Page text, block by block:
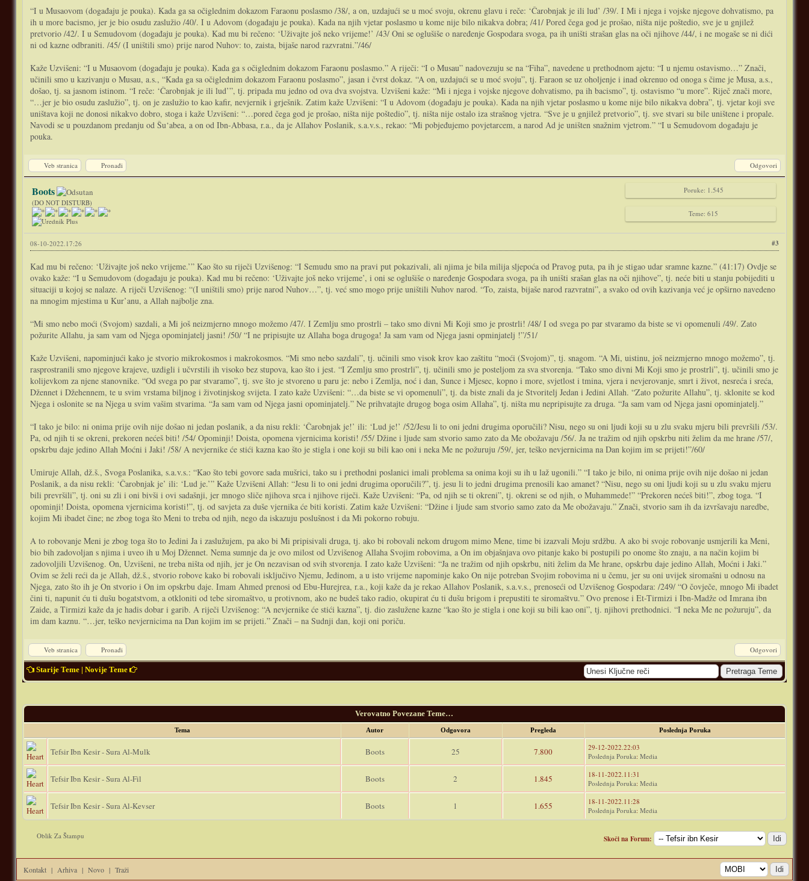
“I u Musaovom (događaju je pouka). Kada ga sa očiglednim dokazom Faraonu poslasmo /38/, a on, uzdajući se u moć svoju, okrenu glavu i reče: ‘Čarobnjak je ili lud’ /39/. I Mi i njega i vojske njegove dohvatismo, pa
ih u more bacismo, jer je bio osudu zaslužio /40/. I u Adovom (događaju je pouka). Kada na njih vjetar poslasmo u kome nije bilo nikakva dobra; /41/ Pored čega god je prošao, ništa nije poštedio, sve je u gnjilež
pretvorio /42/. I u Semudovom (događaju je pouka). Kad mu bi rečeno: ‘Uživajte još neko vrijeme!’ /43/ Oni se oglušiše o naređenje Gospodara svoga, pa ih uništi strašan glas na oči njihove /44/, i ne mogaše se ni dići
ni od kazne odbraniti. /45/ (I uništili smo) prije narod Nuhov: to, zaista, bijaše narod razvratni.”/46/
Kaže Uzvišeni: “I u Musaovom (događaju je pouka). Kada ga s očiglednim dokazom Faraonu poslasmo.” A riječi: “I o Musau” nadovezuju se na “Fiha”, navedene u prethodnom ajetu: “I u njemu ostavismo…” Znači,
učinili smo u kazivanju o Musau, a.s., “Kada ga sa očiglednim dokazom Faraonu poslasmo”, jasan i čvrst dokaz. “A on, uzdajući se u moć svoju”, tj. Faraon se uz oholjenje i inad okrenuo od onoga s čime je Musa, a.s.,
došao, tj. sa jasnom istinom. “I reče: ‘Čarobnjak je ili lud’”, tj. pripada mu jedno od ova dva svojstva. Uzvišeni kaže: “Mi i njega i vojske njegove dohvatismo, pa ih bacismo”, tj. ostavismo “u more”. Riječ znači more,
“…jer je bio osudu zaslužio”, tj. on je zaslužio to kao kafir, nevjernik i grješnik. Zatim kaže Uzvišeni: “I u Adovom (događaju je pouka). Kada na njih vjetar poslasmo u kome nije bilo nikakva dobra”, tj. vjetar koji sve
uništava koji ne donosi nikakvo dobro, stoga i kaže Uzvišeni: “…pored čega god je prošao, ništa nije poštedio”, tj. ništa nije ostalo iza strašnog vjetra. “Sve je u gnjilež pretvorio”, tj. sve stvari su bile uništene i propale.
Navodi se u pouzdanom predanju od Šu‘abea, a on od Ibn-Abbasa, r.a., da je Allahov Poslanik, s.a.v.s., rekao: “Mi pobjeđujemo povjetarcem, a narod Ad je uništen snažnim vjetrom.” “I u Semudovom događaju je
pouka.
Veb stranica Pronađi Odgovori
Boots
(DO NOT DISTURB)
Poruke: 1.545
Teme: 615
#3
08-10-2022.17:26
Kad mu bi rečeno: ‘Uživajte još neko vrijeme.’” Kao što su riječi Uzvišenog: “I Semudu smo na pravi put pokazivali, ali njima je bila milija sljepoća od Pravog puta, pa ih je stigao udar sramne kazne.” (41:17) Ovdje se
ovako kaže: “I u Semudovom (događaju je pouka). Kad mu bi rečeno: ‘Uživajte još neko vrijeme’, i oni se oglušiše o naređenje Gospodara svoga, pa ih uništi srašan glas na oči njihove”, tj. neće biti u stanju pobijediti u
situaciji u kojoj se nalaze. A riječi Uzvišenog: “(I uništili smo) prije narod Nuhov…”, tj. već smo mogo prije uništili Nuhov narod. “To, zaista, bijaše narod razvratni”, a svako od ovih kazivanja već je opširno navedeno
na mnogim mjestima u Kur’anu, a Allah najbolje zna.
“Mi smo nebo moći (Svojom) sazdali, a Mi još neizmjerno mnogo možemo /47/. I Zemlju smo prostrli – tako smo divni Mi Koji smo je prostrli! /48/ I od svega po par stvaramo da biste se vi opomenuli /49/. Zato
požurite Allahu, ja sam vam od Njega opominjatelj jasni! /50/ “I ne pripisujte uz Allaha boga drugoga! Ja sam vam od Njega jasni opminjatelj !”/51/
Kaže Uzvišeni, napominjući kako je stvorio mikrokosmos i makrokosmos. “Mi smo nebo sazdali”, tj. učinili smo visok krov kao zaštitu “moći (Svojom)”, tj. snagom. “A Mi, uistinu, još neizmjerno mnogo možemo”, tj.
rasprostranili smo njegove krajeve, uzdigli i učvrstili ih visoko bez stupova, kao što i jest. “I Zemlju smo prostrli”, tj. učinili smo je posteljom za sva stvorenja. “Tako smo divni Mi Koji smo je prostrli”, tj. učinili smo je
kolijevkom za njene stanovnike. “Od svega po par stvaramo”, tj. sve što je stvoreno u paru je: nebo i Zemlja, noć i dan, Sunce i Mjesec, kopno i more, svjetlost i tmina, vjera i nevjerovanje, smrt i život, nesreća i sreća,
Džennet i Džehennem, te u svim vrstama biljnog i životinjskog svijeta. I zato kaže Uzvišeni: “…da biste se vi opomenuli”, tj. da biste znali da je Stvoritelj Jedan i Jedini Allah. “Zato požurite Allahu”, tj. sklonite se kod
Njega i oslonite se na Njega u svim vašim stvarima. “Ja sam vam od Njega jasni opominjatelj.” Ne prihvatajte drugog boga osim Allaha”, tj. ništa mu nepripisujte za druga. “Ja sam vam od Njega jasni opominjatelj.”
“I tako je bilo: ni onima prije ovih nije došao ni jedan poslanik, a da nisu rekli: ‘Čarobnjak je!’ ili: ‘Lud je!’ /52/Jesu li to oni jedni drugima oporučili? Nisu, nego su oni ljudi koji su u zlu svaku mjeru bili prevršili /53/.
Pa, od njih ti se okreni, prekoren nećeš biti! /54/ Opominji! Doista, opomena vjernicima koristi! /55/ Džine i ljude sam stvorio samo zato da Me obožavaju /56/. Ja ne tražim od njih opskrbu niti želim da me hrane /57/,
opskrbu daje jedino Allah Moćni i Jaki! /58/ A nevjernike će stići kazna kao što je stigla i one koji su bili kao oni i neka Me ne požuruju /59/, jer, teško nevjernicima na Dan kojim im se prijeti!”/60/
Umiruje Allah, dž.š., Svoga Poslanika, s.a.v.s.: “Kao što tebi govore sada mušrici, tako su i prethodni poslanici imali problema sa onima koji su ih u laž ugonili.” “I tako je bilo, ni onima prije ovih nije došao ni jedan
Poslanik, a da nisu rekli: ‘Čarobnjak je’ ili: ‘Lud je.’” Kaže Uzvišeni Allah: “Jesu li to oni jedni drugima oporučili?”, tj. jesu li to jedni drugima prenosili kao amanet? “Nisu, nego su oni ljudi koji su u zlu svaku mjeru
bili prevršili”, tj. oni su zli i oni bivši i ovi sadašnji, jer mnogo sliče njihova srca i njihove riječi. Kaže Uzvišeni: “Pa, od njih se ti okreni”, tj. okreni se od njih, o Muhammede!” “Prekoren nećeš biti!”, zbog toga. “I
opominji! Doista, opomena vjernicima koristi!”, tj. od savjeta za duše vjernika će biti koristi. Zatim kaže Uzvišeni: “Džine i ljude sam stvorio samo zato da Me obožavaju.” Znači, stvorio sam ih da izvršavaju naredbe,
kojim Mi ibadet čine; ne zbog toga što Meni to treba od njih, nego da iskazuju poslušnost i da Mi pokorno robuju.
A to robovanje Meni je zbog toga što to Jedini Ja i zaslužujem, pa ako bi Mi pripisivali druga, tj. ako bi robovali nekom drugom mimo Mene, time bi izazvali Moju srdžbu. A ako bi svoje robovanje usmjerili ka Meni,
bio bih zadovoljan s njima i uveo ih u Moj Džennet. Nema sumnje da je ovo milost od Uzvišenog Allaha Svojim robovima, a On im objašnjava ovo pitanje kako bi postupili po onome što znaju, a na način kojim bi
zadovoljili Uzvišenog. On, Uzvišeni, ne treba ništa od njih, jer je On nezavisan od svih stvorenja. I zato kaže Uzvišeni: “Ja ne tražim od njih opskrbu, niti želim da Me hrane, opskrbu daje jedino Allah, Moćni i Jaki.”
Ovim se želi reći da je Allah, dž.š., stvorio robove kako bi robovali isključivo Njemu, Jedinom, a u isto vrijeme napominje kako On nije potreban Svojim robovima ni u čemu, jer su oni uvijek siromašni u odnosu na
Njega, zato što ih je On stvorio i On im opskrbu daje. Imam Ahmed prenosi od Ebu-Hurejrea, r.a., koji kaže da je rekao Allahov Poslanik, s.a.v.s., prenoseći od Uzvišenog Gospodara: /249/ “O čovječe, mnogo Mi ibadet
čini ti, napunit ću ti dušu bogatstvom, a otkloniti od tebe siromaštvo, u protivnom, ako ne budeš tako radio, okupirat ću ti dušu brigom i prepustiti te siromaštvu.” Ovo prenose i Et-Tirmizi i Ibn-Madže od Imrana ibn
Zaide, a Tirmizi kaže da je hadis dobar i garib. A riječi Uzvišenog: “A nevjernike će stići kazna”, tj. dio zaslužene kazne “kao što je stigla i one koji su bili kao oni”, tj. njihovi prethodnici. “I neka Me ne požuruju”, da
im dam kaznu. “…jer, teško nevjernicima na Dan kojim im se prijeti.” Znači – na Sudnji dan, koji oni poriču.
Veb stranica Pronađi Odgovori
Starije Teme| Novije Teme
Verovatno Povezane Teme…
Tema Autor Odgovora Pregleda Poslednja Poruka
Tefsir Ibn Kesir - Sura Al-Mulk Boots 25 7.800
29-12-2022.22:03
Poslednja Poruka: Media
Tefsir Ibn Kesir - Sura Al-Fil Boots 2 1.845
18-11-2022.11:31
Poslednja Poruka: Media
Tefsir Ibn Kesir - Sura Al-Kevser Boots 1 1.655
18-11-2022.11:28
Poslednja Poruka: Media
Oblik Za Štampu Skoči na Forum:
Kontakt | Arhiva | Novo | Traži